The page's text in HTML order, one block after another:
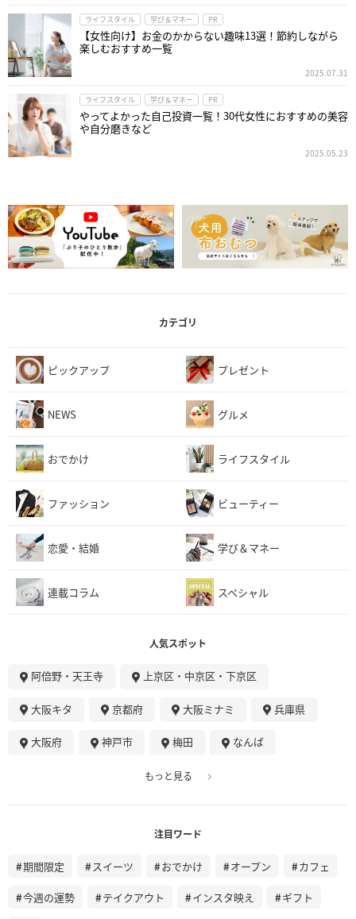
ライフスタイル 学び＆マネー PR
【女性向け】お金のかからない趣味13選！節約しながら
楽しむおすすめ一覧
2025.07.31
ライフスタイル 学び＆マネー PR
やってよかった自己投資一覧！30代女性におすすめの美容
や自分磨きなど
2025.05.23
カテゴリ
ピックアップ プレゼント
NEWS グルメ
おでかけ ライフスタイル
ファッション ビューティー
恋愛・結婚 学び＆マネー
連載コラム スペシャル
人気スポット
阿倍野・天王寺 上京区・中京区・下京区
大阪キタ 京都府 大阪ミナミ 兵庫県
大阪府 神戸市 梅田 なんば
もっと見る
注目ワード
期間限定 スイーツ おでかけ オープン カフェ
今週の運勢 テイクアウト インスタ映え ギフト